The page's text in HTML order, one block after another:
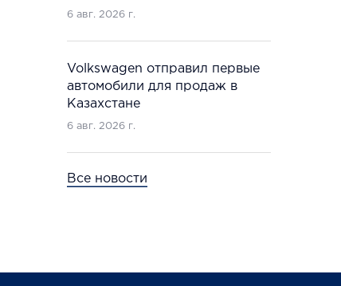
6 авг. 2026 г.
Volkswagen отправил первые
автомобили для продаж в
Казахстане
6 авг. 2026 г.
Все новости